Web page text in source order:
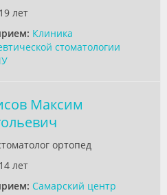
19 лет
Клиника
стоматологии
Максим
ортопед
14 лет
Самарский центр